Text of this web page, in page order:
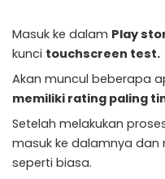
Masuk ke dalam Play
kunci touchscreen test.
Akan muncul beberapa
memiliki rating paling
Setelah melakukan
masuk ke dalamnya dan
seperti biasa.